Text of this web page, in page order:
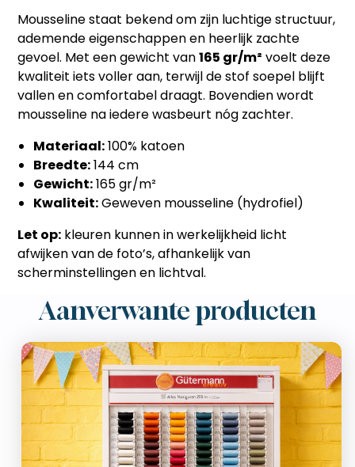
Mousseline staat bekend om zijn luchtige structuur,
ademende eigenschappen en heerlijk zachte
gevoel. Met een gewicht van165 gr/m² voelt deze
kwaliteit iets voller aan, terwijl de stof soepel blijft
vallen en comfortabel draagt. Bovendien wordt
mousseline na iedere wasbeurt nóg zachter.
Materiaal:100% katoen
Breedte:144 cm
Gewicht:165 gr/m²
Kwaliteit:Geweven mousseline (hydrofiel)
Let op: kleuren kunnen in werkelijkheid licht
afwijken van de foto’s, afhankelijk van
scherminstellingen en lichtval.
Aanverwante producten